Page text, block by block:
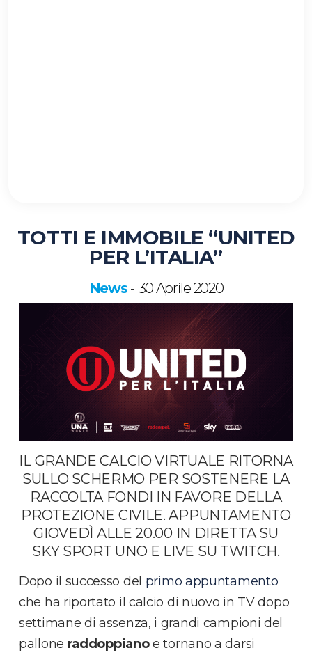
TOTTI E IMMOBILE “UNITED
PER L’ITALIA”
News - 30 Aprile 2020
IL GRANDE CALCIO VIRTUALE RITORNA
SULLO SCHERMO PER SOSTENERE LA
RACCOLTA FONDI IN FAVORE DELLA
PROTEZIONE CIVILE. APPUNTAMENTO
GIOVEDÌ ALLE 20.00 IN DIRETTA SU
SKY SPORT UNO E LIVE SU TWITCH.
Dopo il successo del primo appuntamento
che ha riportato il calcio di nuovo in TV dopo
settimane di assenza, i grandi campioni del
pallone raddoppianoe tornano a darsi